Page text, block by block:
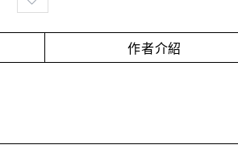
作者介紹